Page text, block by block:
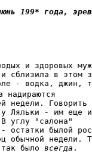
и здоровых
сблизила в этом
- водка, джин,
надираются
недели.
Ляльки - им еще
углу "салона"
остатки былой
обычной недели.
было всегда .